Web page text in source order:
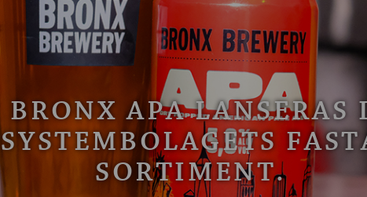
BRONX APA LANSERAS
SYSTEMBOLAGETS
SORTIMENT.